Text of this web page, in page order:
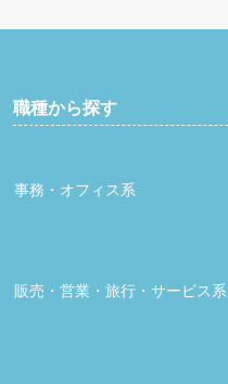
職種から探す
事務・オフィス系
販売・営業・旅行・サービス系